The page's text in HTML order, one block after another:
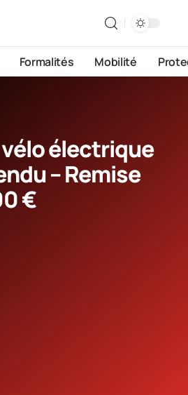
Formalités Mobilité
électrique
– Remise
€